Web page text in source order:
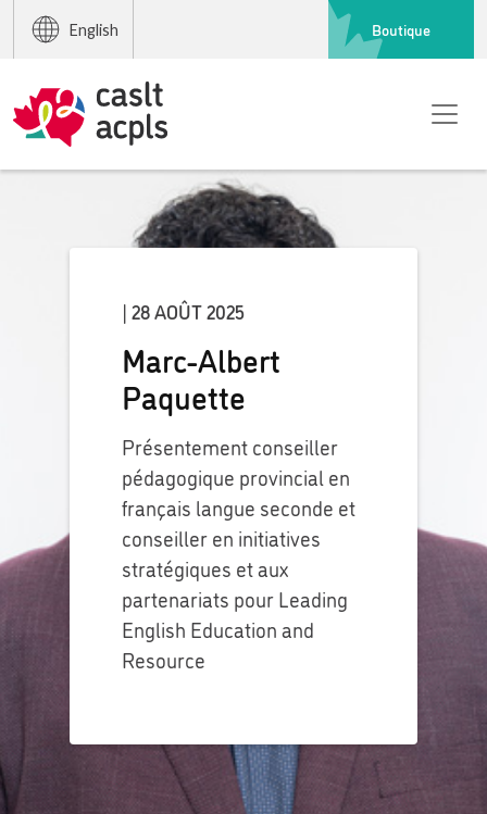
English Boutique
| 28 AOÛT 2025
Marc-Albert
Paquette
Présentement conseiller
pédagogique provincial en
français langue seconde et
conseiller en initiatives
stratégiques et aux
partenariats pour Leading
English Education and
Resource